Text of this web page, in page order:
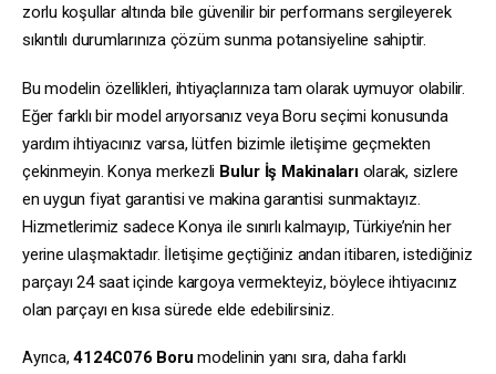
zorlu koşullar altında bile güvenilir bir performans sergileyerek
sıkıntılı durumlarınıza çözüm sunma potansiyeline sahiptir.
Bu modelin özellikleri, ihtiyaçlarınıza tam olarak uymuyor olabilir.
Eğer farklı bir model arıyorsanız veya Boru seçimi konusunda
yardım ihtiyacınız varsa, lütfen bizimle iletişime geçmekten
çekinmeyin. Konya merkezli Bulur İş Makinalarıolarak, sizlere
en uygun fiyat garantisi ve makina garantisi sunmaktayız.
Hizmetlerimiz sadece Konya ile sınırlı kalmayıp, Türkiye’nin her
yerine ulaşmaktadır. İletişime geçtiğiniz andan itibaren, istediğiniz
parçayı 24 saat içinde kargoya vermekteyiz, böylece ihtiyacınız
olan parçayı en kısa sürede elde edebilirsiniz.
Ayrıca,4124C076 Boru modelinin yanı sıra, daha farklı